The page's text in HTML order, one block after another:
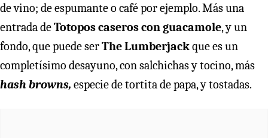
de vino; de espumante o café por ejemplo. Más una
entrada deTotopos caseros con guacamole, y un
fondo, que puede serThe Lumberjackque es un
completísimo desayuno, con salchichas y tocino, más
hash browns, especie de tortita de papa, y tostadas.